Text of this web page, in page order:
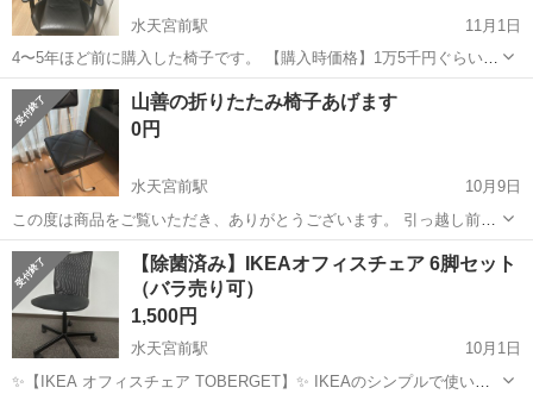
水天宮前駅
11月1日
4〜5年ほど前に購入した椅子です。 【購入時価格】1万5千円ぐらい
【サイズ】縦：131cm、横：66cm、奥行き：63cm （大体です。写
真をご参照ください。） 【傷などの状態】とくに目立った傷はありま
せん。 【アピールポ...
東京 中央区 水天宮前駅 椅子 EXRACING
山善の折りたたみ椅子あげます
0円
水天宮前駅
10月9日
この度は商品をご覧いただき、ありがとうございます。 引っ越し前の
物品整理のため、折りたたみ式の便利な椅子を出品いたします。 ## 商
品詳細 **【商品名】** 山善（YAMAZEN）折りたたみ椅子 **【メー...
東京 中央区 水天宮前駅
【除菌済み】IKEAオフィスチェア 6脚セット
（バラ売り可）
1,500円
水天宮前駅
10月1日
✨【IKEA オフィスチェア TOBERGET】✨ IKEAのシンプルで使いや